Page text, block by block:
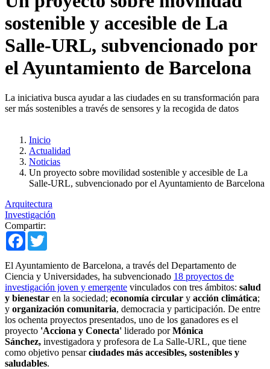
sostenible y accesible de La
Salle-URL, subvencionado por
el Ayuntamiento de Barcelona
La iniciativa busca ayudar a las ciudades en su transformación para
ser más sostenibles a través de sensores y la recogida de datos
Inicio
Actualidad
Noticias
Un proyecto sobre movilidad sostenible y accesible de La
Salle-URL, subvencionado por el Ayuntamiento de Barcelona
Arquitectura
Investigación
Compartir:
Facebook
​El Ayuntamiento de Barcelona, ​​a través del Departamento de
Ciencia y Universidades, ha subvencionado 18 proyectos de
investigación joven y emergente vinculados con tres ámbitos: salud
y bienestar en la sociedad; economía circular y acción climática;
y organización comunitaria, democracia y participación. De entre
los ochenta proyectos presentados, uno de los ganadores es el
proyecto 'Acciona y Conecta' liderado porMónica
Sánchez, investigadora y profesora de La Salle-URL, que tiene
como objetivo pensarciudades más accesibles, sostenibles y
saludables.